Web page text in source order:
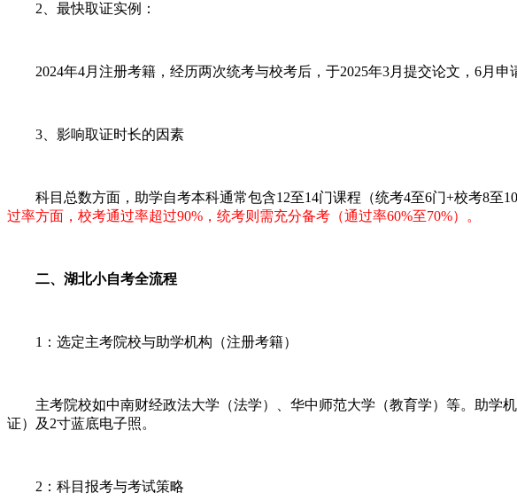
2、最快取证实例：
2024年4月注册考籍，经历两次统考与校考后，于2025年3月提交论文，6月申
3、影响取证时长的因素
科目总数方面，助学自考本科通常包含12至14门课程（统考4至6门+校考8至
过率方面，校考通过率超过90%，统考则需充分备考（通过率60%至70%）。
二、湖北小自考全流程
1：选定主考院校与助学机构（注册考籍）
主考院校如中南财经政法大学（法学）、华中师范大学（教育学）等。助学
证）及2寸蓝底电子照。
2：科目报考与考试策略